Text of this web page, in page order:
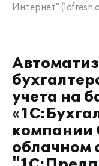
Интернет"
учета на
облачном